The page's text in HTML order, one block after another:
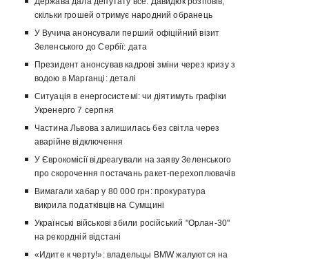
скільки грошей отримує народний обранець
У Вучича анонсували перший офіційний візит
Зеленського до Сербії: дата
Президент анонсував кадрові зміни через кризу з
водою в Марганці: деталі
Ситуація в енергосистемі: чи діятимуть графіки
Укренерго 7 серпня
Частина Львова залишилась без світла через
аварійне відключення
У Єврокомісії відреагували на заяву Зеленського
про скорочення постачань ракет-перехоплювачів
Вимагали хабар у 80 000 грн: прокуратура
викрила податківців на Сумщині
Українські військові збили російський "Орлан-30"
на рекордній відстані
«Идите к черту!»: владельцы BMW жалуются на